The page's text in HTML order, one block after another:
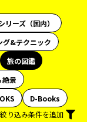
ーズ（国内）
グ&テクニック
旅の図鑑
絶景
D-Books
絞り込み条件を追加